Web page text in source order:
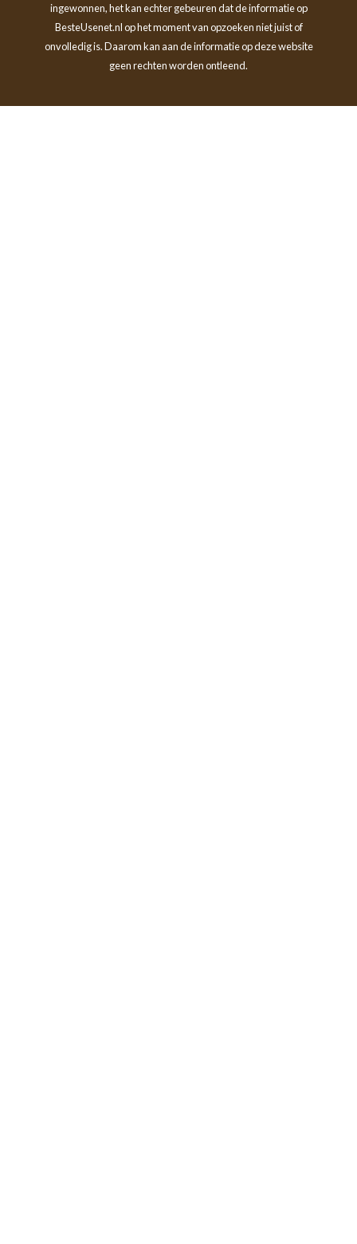
ingewonnen, het kan echter gebeuren dat de informatie op
BesteUsenet.nl op het moment van opzoeken niet juist of
onvolledig is. Daarom kan aan de informatie op deze website
geen rechten worden ontleend.